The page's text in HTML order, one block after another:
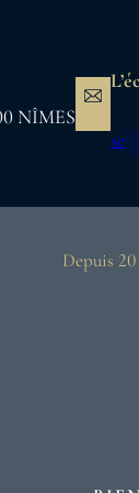
NÎMES
se
Depuis